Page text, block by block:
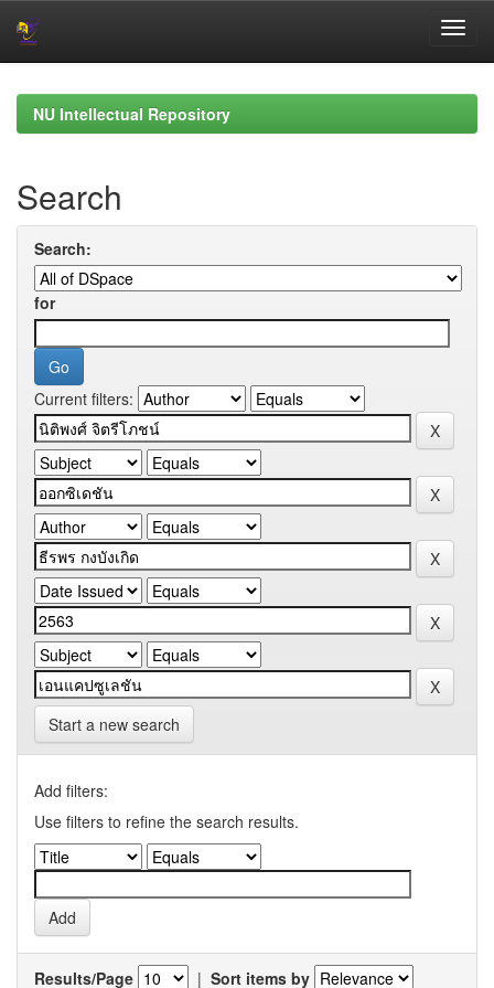
navigationNU Intellectual Repository
Search
Search:
for
Current filters:
Start a new search
Add filters:
Use filters to refine the search results.
Results/Page | Sort items by